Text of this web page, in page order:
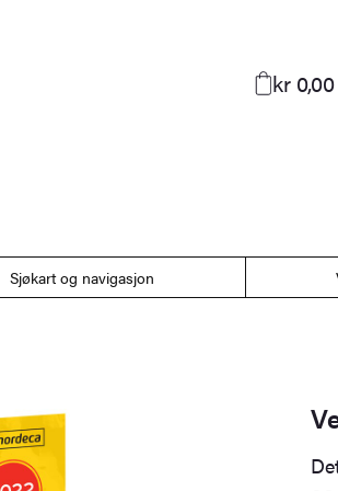
kr 0,00
Sjøkart og navigasjon